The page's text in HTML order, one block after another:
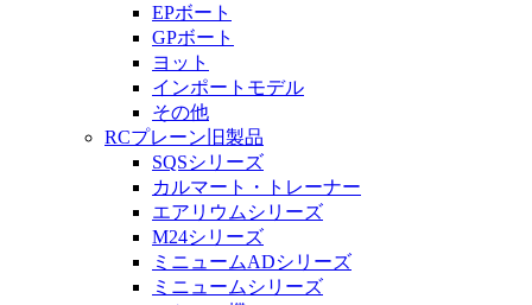
EPボート
GPボート
ヨット
インポートモデル
その他
RCプレーン旧製品
SQSシリーズ
カルマート・トレーナー
エアリウムシリーズ
M24シリーズ
ミニュームADシリーズ
ミニュームシリーズ